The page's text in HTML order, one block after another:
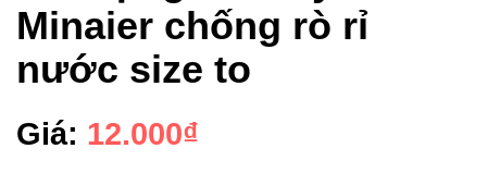
Minaier chống rò rỉ
nước size to
Giá: 12.000₫